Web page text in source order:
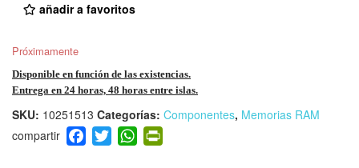
añadir a favoritos
Próximamente
Disponible en función de las existencias.
Entrega en 24 horas, 48 horas entre islas.
SKU: 10251513 Categorías: Componentes, Memorias RAM
F
a
T
wi
W
h